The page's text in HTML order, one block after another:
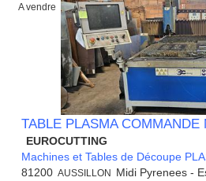
A vendre
TABLE PLASMA COMMANDE
EUROCUTTING
Machines et Tables de Découpe
81200 AUSSILLON
Midi Pyrenees -